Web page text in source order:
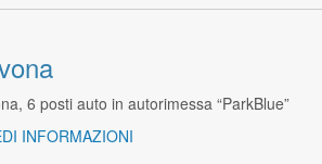
6 posti auto in autorimessa “ParkBlue”
INFORMAZIONI